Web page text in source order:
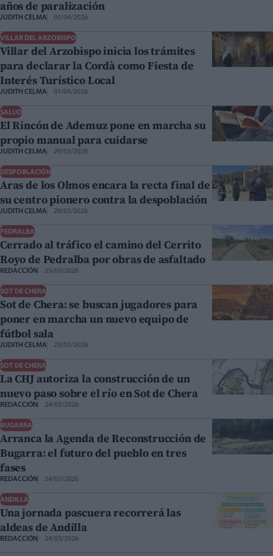
años de paralización
JUDITH CELMA 01/04/2026
VILLAR DEL ARZOBISPO
Villar del Arzobispo inicia los trámites
para declarar la Cordà como Fiesta de
Interés Turístico Local
JUDITH CELMA 01/04/2026
SALUD
El Rincón de Ademuz pone en marcha su
propio manual para cuidarse
JUDITH CELMA 29/03/2026
DESPOBLACIÓN
Aras de los Olmos encara la recta final de
su centro pionero contra la despoblación
JUDITH CELMA 29/03/2026
PEDRALBA
Cerrado al tráfico el camino del Cerrito
Royo de Pedralba por obras de asfaltado
REDACCIÓN 25/03/2026
SOT DE CHERA
Sot de Chera: se buscan jugadores para
poner en marcha un nuevo equipo de
fútbol sala
JUDITH CELMA 25/03/2026
SOT DE CHERA
La CHJ autoriza la construcción de un
nuevo paso sobre el río en Sot de Chera
REDACCIÓN 24/03/2026
BUGARRA
Arranca la Agenda de Reconstrucción de
Bugarra: el futuro del pueblo en tres
fases
REDACCIÓN 24/03/2026
ANDILLA
Una jornada pascuera recorrerá las
aldeas de Andilla
REDACCIÓN 24/03/2026